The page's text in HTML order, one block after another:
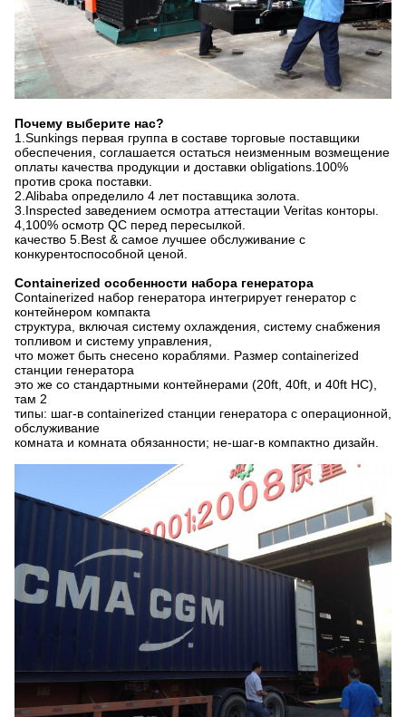
Почему выберите нас?
1.Sunkings первая группа в составе торговые поставщики
обеспечения, соглашается остаться неизменным возмещение
оплаты качества продукции и доставки obligations.100%
против срока поставки.
2.Alibaba определило 4 лет поставщика золота.
3.Inspected заведением осмотра аттестации Veritas конторы.
4,100% осмотр QC перед пересылкой.
качество 5.Best & самое лучшее обслуживание с
конкурентоспособной ценой.
Containerized особенности набора генератора
Containerized набор генератора интегрирует генератор с
контейнером компакта
структура, включая систему охлаждения, систему снабжения
топливом и систему управления,
что может быть снесено кораблями. Размер containerized
станции генератора
это же со стандартными контейнерами (20ft, 40ft, и 40ft HC),
там 2
типы: шаг-в containerized станции генератора с операционной,
обслуживание
комната и комната обязанности; не-шаг-в компактно дизайн.